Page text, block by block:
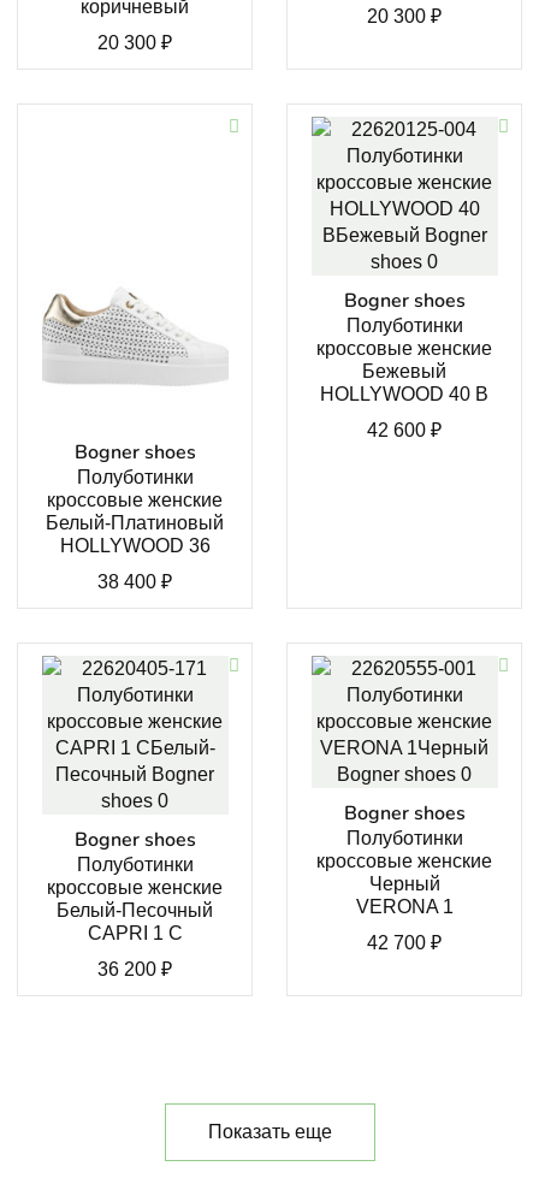
коричневый
20 300 ₽
20 300 ₽
Bogner shoes
Полуботинки
кроссовые женские
Белый-Платиновый
HOLLYWOOD 36
38 400 ₽
Bogner shoes
Полуботинки
кроссовые женские
Бежевый
HOLLYWOOD 40 B
42 600 ₽
Bogner shoes
Полуботинки
кроссовые женские
Белый-Песочный
CAPRI 1 C
36 200 ₽
Bogner shoes
Полуботинки
кроссовые женские
Черный
VERONA 1
42 700 ₽
Показать еще